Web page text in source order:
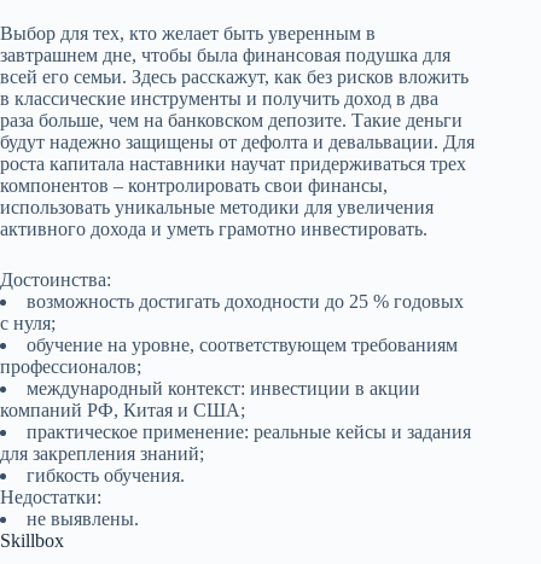
Выбор для тех, кто желает быть уверенным в
завтрашнем дне, чтобы была финансовая подушка для
всей его семьи. Здесь расскажут, как без рисков вложить
в классические инструменты и получить доход в два
раза больше, чем на банковском депозите. Такие деньги
будут надежно защищены от дефолта и девальвации. Для
роста капитала наставники научат придерживаться трех
компонентов – контролировать свои финансы,
использовать уникальные методики для увеличения
активного дохода и уметь грамотно инвестировать.
Достоинства:
возможность достигать доходности до 25 % годовых
с нуля;
обучение на уровне, соответствующем требованиям
профессионалов;
международный контекст: инвестиции в акции
компаний РФ, Китая и США;
практическое применение: реальные кейсы и задания
для закрепления знаний;
гибкость обучения.
Недостатки:
не выявлены.
Skillbox